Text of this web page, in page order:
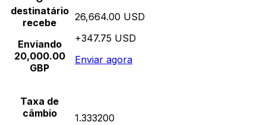
destinatário
recebe
Enviando
20,000.00
GBP
26,664.00 USD
+347.75 USD
Enviar agora
Taxa de
câmbio
1.333200